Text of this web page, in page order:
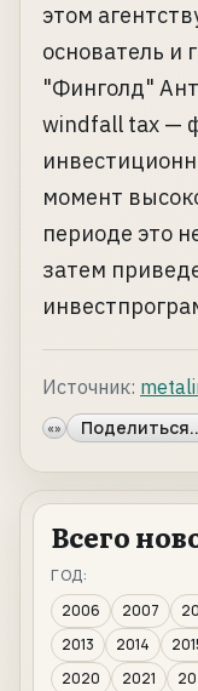
этом
основатель и
"Финголд"
windfall tax —
момент
периоде это
затем
Источник:
«»
Всего
ГОД:
2006
2007
2013
2014
2020
2021